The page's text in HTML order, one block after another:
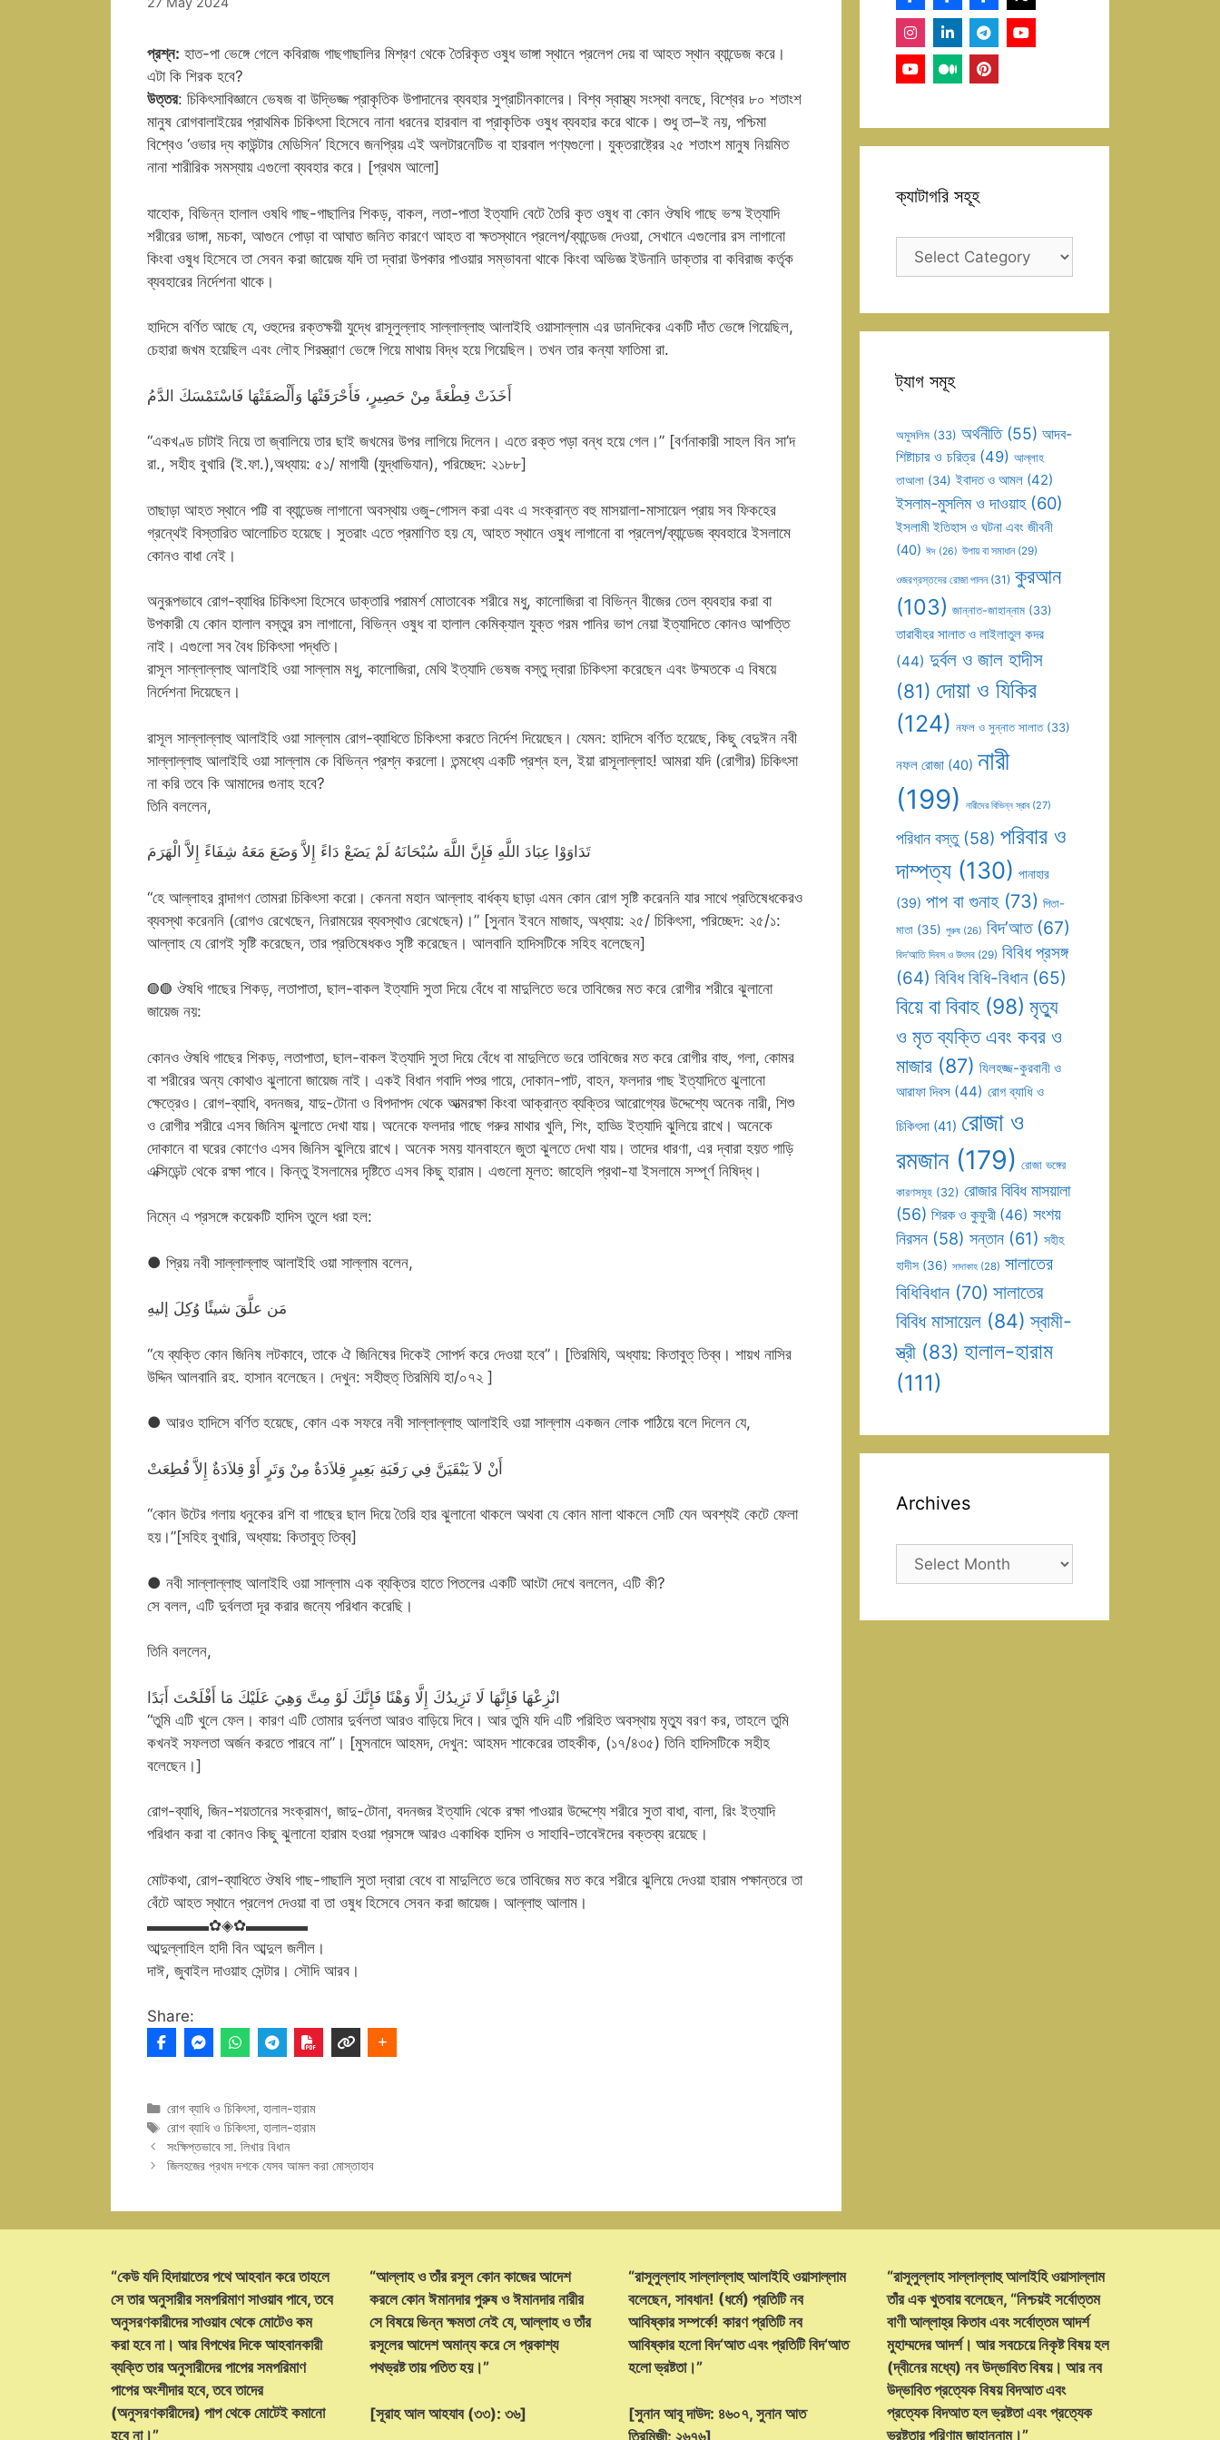
প্রশ্ন: হাত-পা ভেঙ্গে গেলে কবিরাজ গাছগাছালির মিশ্রণ থেকে তৈরিকৃত ওষুধ ভাঙ্গা স্থানে প্রলেপ দেয় বা আহত স্থান ব্যান্ডেজ করে।
এটা কি শিরক হবে?
উত্তর: চিকিৎসাবিজ্ঞানে ভেষজ বা উদ্ভিজ্জ প্রাকৃতিক উপাদানের ব্যবহার সুপ্রাচীনকালের। বিশ্ব স্বাস্থ্য সংস্থা বলছে, বিশ্বের ৮০ শতাংশ
মানুষ রোগবালাইয়ের প্রাথমিক চিকিৎসা হিসেবে নানা ধরনের হারবাল বা প্রাকৃতিক ওষুধ ব্যবহার করে থাকে। শুধু তা–ই নয়, পশ্চিমা
বিশ্বেও ‘ওভার দ্য কাউন্টার মেডিসিন’ হিসেবে জনপ্রিয় এই অলটারনেটিভ বা হারবাল পণ্যগুলো। যুক্তরাষ্ট্রের ২৫ শতাংশ মানুষ নিয়মিত
নানা শারীরিক সমস্যায় এগুলো ব্যবহার করে। [প্রথম আলো]
যাহোক, বিভিন্ন হালাল ওষধি গাছ-গাছালির শিকড়, বাকল, লতা-পাতা ইত্যাদি বেটে তৈরি কৃত ওষুধ বা কোন ঔষধি গাছে ভস্ম ইত্যাদি
শরীরের ভাঙ্গা, মচকা, আগুনে পোড়া বা আঘাত জনিত কারণে আহত বা ক্ষতস্থানে প্রলেপ/ব্যান্ডেজ দেওয়া, সেখানে এগুলোর রস লাগানো
কিংবা ওষুধ হিসেবে তা সেবন করা জায়েজ যদি তা দ্বারা উপকার পাওয়ার সম্ভাবনা থাকে কিংবা অভিজ্ঞ ইউনানি ডাক্তার বা কবিরাজ কর্তৃক
ব্যবহারের নির্দেশনা থাকে।
হাদিসে বর্ণিত আছে যে, ওহুদের রক্তক্ষয়ী যুদ্ধে রাসূলুল্লাহ সাল্লাল্লাহু আলাইহি ওয়াসাল্লাম এর ডানদিকের একটি দাঁত ভেঙ্গে গিয়েছিল,
চেহারা জখম হয়েছিল এবং লৌহ শিরস্ত্রাণ ভেঙ্গে গিয়ে মাথায় বিদ্ধ হয়ে গিয়েছিল। তখন তার কন্যা ফাতিমা রা.
أَخَذَتْ قِطْعَةً مِنْ حَصِيرٍ، فَأَحْرَقَتْهَا وَأَلْصَقَتْهَا فَاسْتَمْسَكَ الدَّمُ
“একখণ্ড চাটাই নিয়ে তা জ্বালিয়ে তার ছাই জখমের উপর লাগিয়ে দিলেন। এতে রক্ত পড়া বন্ধ হয়ে গেল।” [বর্ণনাকারী সাহল বিন সা’দ
রা., সহীহ বুখারি (ই.ফা.),অধ্যায়: ৫১/ মাগাযী (যুদ্ধাভিযান), পরিচ্ছেদ: ২১৮৮]
তাছাড়া আহত স্থানে পট্টি বা ব্যান্ডেজ লাগানো অবস্থায় ওজু-গোসল করা এবং এ সংক্রান্ত বহু মাসয়ালা-মাসায়েল প্রায় সব ফিকহের
গ্রন্থেই বিস্তারিত আলোচিত হয়েছে। সুতরাং এতে প্রমাণিত হয় যে, আহত স্থানে ওষুধ লাগানো বা প্রলেপ/ব্যান্ডেজ ব্যবহারে ইসলামে
কোনও বাধা নেই।
অনুরূপভাবে রোগ-ব্যাধির চিকিৎসা হিসেবে ডাক্তারি পরামর্শ মোতাবেক শরীরে মধু, কালোজিরা বা বিভিন্ন বীজের তেল ব্যবহার করা বা
উপকারী যে কোন হালাল বস্তুর রস লাগানো, বিভিন্ন ওষুধ বা হালাল কেমিক্যাল যুক্ত গরম পানির ভাপ নেয়া ইত্যাদিতে কোনও আপত্তি
নাই। এগুলো সব বৈধ চিকিৎসা পদ্ধতি।
রাসূল সাল্লাল্লাহু আলাইহি ওয়া সাল্লাম মধু, কালোজিরা, মেথি ইত্যাদি ভেষজ বস্তু দ্বারা চিকিৎসা করেছেন এবং উম্মতকে এ বিষয়ে
নির্দেশনা দিয়েছেন।
রাসূল সাল্লাল্লাহু আলাইহি ওয়া সাল্লাম রোগ-ব্যাধিতে চিকিৎসা করতে নির্দেশ দিয়েছেন। যেমন: হাদিসে বর্ণিত হয়েছে, কিছু বেদুঈন নবী
সাল্লাল্লাহু আলাইহি ওয়া সাল্লাম কে বিভিন্ন প্রশ্ন করলো। তন্মধ্যে একটি প্রশ্ন হল, ইয়া রাসূলাল্লাহ! আমরা যদি (রোগীর) চিকিৎসা
না করি তবে কি আমাদের গুনাহ হবে?
তিনি বললেন,
تَدَاوَوْا عِبَادَ اللَّهِ فَإِنَّ اللَّهَ سُبْحَانَهُ لَمْ يَضَعْ دَاءً إِلاَّ وَضَعَ مَعَهُ شِفَاءً إِلاَّ الْهَرَمَ
“হে আল্লাহর বান্দাগণ তোমরা চিকিৎসা করো। কেননা মহান আল্লাহ বার্ধক্য ছাড়া এমন কোন রোগ সৃষ্টি করেননি যার সাথে প্রতিষেধকেরও
ব্যবস্থা করেননি (রোগও রেখেছেন, নিরাময়ের ব্যবস্থাও রেখেছেন)।” [সুনান ইবনে মাজাহ, অধ্যায়: ২৫/ চিকিৎসা, পরিচ্ছেদ: ২৫/১:
আল্লাহ যে রোগই সৃষ্টি করেছেন, তার প্রতিষেধকও সৃষ্টি করেছেন। আলবানি হাদিসটিকে সহিহ বলেছেন]
◍◍ ঔষধি গাছের শিকড়, লতাপাতা, ছাল-বাকল ইত্যাদি সুতা দিয়ে বেঁধে বা মাদুলিতে ভরে তাবিজের মত করে রোগীর শরীরে ঝুলানো
জায়েজ নয়:
কোনও ঔষধি গাছের শিকড়, লতাপাতা, ছাল-বাকল ইত্যাদি সুতা দিয়ে বেঁধে বা মাদুলিতে ভরে তাবিজের মত করে রোগীর বাহু, গলা, কোমর
বা শরীরের অন্য কোথাও ঝুলানো জায়েজ নাই। একই বিধান গবাদি পশুর গায়ে, দোকান-পাট, বাহন, ফলদার গাছ ইত্যাদিতে ঝুলানো
ক্ষেত্রেও। রোগ-ব্যাধি, বদনজর, যাদু-টোনা ও বিপদাপদ থেকে আত্মরক্ষা কিংবা আক্রান্ত ব্যক্তির আরোগ্যের উদ্দেশ্যে অনেক নারী, শিশু
ও রোগীর শরীরে এসব জিনিস ঝুলাতে দেখা যায়। অনেকে ফলদার গাছে গরুর মাথার খুলি, শিং, হাড্ডি ইত্যাদি ঝুলিয়ে রাখে। অনেকে
দোকানে বা ঘরের কোণেও এসব জিনিস ঝুলিয়ে রাখে। অনেক সময় যানবাহনে জুতা ঝুলতে দেখা যায়। তাদের ধারণা, এর দ্বারা হয়ত গাড়ি
এক্সিডেন্ট থেকে রক্ষা পাবে। কিন্তু ইসলামের দৃষ্টিতে এসব কিছু হারাম। এগুলো মূলত: জাহেলি প্রথা-যা ইসলামে সম্পূর্ণ নিষিদ্ধ।
নিম্নে এ প্রসঙ্গে কয়েকটি হাদিস তুলে ধরা হল:
● প্রিয় নবী সাল্লাল্লাহু আলাইহি ওয়া সাল্লাম বলেন,
مَن علَّقَ شيئًا وُكِلَ إليهِ
“যে ব্যক্তি কোন জিনিষ লটকাবে, তাকে ঐ জিনিষের দিকেই সোপর্দ করে দেওয়া হবে”। [তিরমিযি, অধ্যায়: কিতাবুত্‌ তিব্ব। শায়খ নাসির
উদ্দিন আলবানি রহ. হাসান বলেছেন। দেখুন: সহীহুত্‌ তিরমিযি হা/০৭২ ]
● আরও হাদিসে বর্ণিত হয়েছে, কোন এক সফরে নবী সাল্লাল্লাহু আলাইহি ওয়া সাল্লাম একজন লোক পাঠিয়ে বলে দিলেন যে,
أَنْ لاَ يَبْقَيَنَّ فِي رَقَبَةِ بَعِيرٍ قِلاَدَةٌ مِنْ وَتَرٍ أَوْ قِلاَدَةٌ إِلاَّ قُطِعَتْ
“কোন উটের গলায় ধনুকের রশি বা গাছের ছাল দিয়ে তৈরি হার ঝুলানো থাকলে অথবা যে কোন মালা থাকলে সেটি যেন অবশ্যই কেটে ফেলা
হয়।”[সহিহ বুখারি, অধ্যায়: কিতাবুত্‌ তিব্ব]
● নবী সাল্লাল্লাহু আলাইহি ওয়া সাল্লাম এক ব্যক্তির হাতে পিতলের একটি আংটা দেখে বললেন, এটি কী?
সে বলল, এটি দুর্বলতা দূর করার জন্যে পরিধান করেছি।
তিনি বললেন,
انْزِعْهَا فَإِنَّهَا لَا تَزِيدُكَ إِلَّا وَهْنًا فَإِنَّكَ لَوْ مِتَّ وَهِيَ عَلَيْكَ مَا أَفْلَحْتَ أَبَدًا
“তুমি এটি খুলে ফেল। কারণ এটি তোমার দুর্বলতা আরও বাড়িয়ে দিবে। আর তুমি যদি এটি পরিহিত অবস্থায় মৃত্যু বরণ কর, তাহলে তুমি
কখনই সফলতা অর্জন করতে পারবে না”। [মুসনাদে আহমদ, দেখুন: আহমদ শাকেরের তাহকীক, (১৭/৪৩৫) তিনি হাদিসটিকে সহীহ
বলেছেন।]
রোগ-ব্যাধি, জিন-শয়তানের সংক্রামণ, জাদু-টোনা, বদনজর ইত্যাদি থেকে রক্ষা পাওয়ার উদ্দেশ্যে শরীরে সুতা বাধা, বালা, রিং ইত্যাদি
পরিধান করা বা কোনও কিছু ঝুলানো হারাম হওয়া প্রসঙ্গে আরও একাধিক হাদিস ও সাহাবি-তাবেঈদের বক্তব্য রয়েছে।
মোটকথা, রোগ-ব্যাধিতে ঔষধি গাছ-গাছালি সুতা দ্বারা বেধে বা মাদুলিতে ভরে তাবিজের মত করে শরীরে ঝুলিয়ে দেওয়া হারাম পক্ষান্তরে তা
বেঁটে আহত স্থানে প্রলেপ দেওয়া বা তা ওষুধ হিসেবে সেবন করা জায়েজ। আল্লাহু আলাম।
▬▬▬▬✿◈✿▬▬▬▬
আব্দুল্লাহিল হাদী বিন আব্দুল জলীল।
দাঈ, জুবাইল দাওয়াহ সেন্টার। সৌদি আরব।
Share:
Categories
রোগ ব্যাধি ও চিকিৎসা, হালাল-হারাম
Tags
রোগ ব্যাধি ও চিকিৎসা, হালাল-হারাম
সংক্ষিপ্তভাবে সা. লিখার বিধান
জিলহজের প্রথম দশকে যেসব আমল করা মোস্তাহাব
ক্যাটাগরি সহূহ
ক্যাটাগরি
ট্যাগ সমূহ
অমুসলিম (33) অর্থনীতি(55) আদব-
শিষ্টাচার ও চরিত্র(49) আল্লাহ
তাআলা (34) ইবাদত ও আমল (42)
ইসলাম-মুসলিম ও দাওয়াহ(60)
ইসলামী ইতিহাস ও ঘটনা এবং জীবনী
(40) ঈদ (26) উপায় বা সমাধান(29)
ওজরগ্রস্তদের রোজা পালন(31) কুরআন
(103) জান্নাত-জাহান্নাম (33)
তারাবীহর সালাত ও লাইলাতুল কদর
(44) দুর্বল ও জাল হাদীস
(81) দোয়া ও যিকির
(124) নফল ও সুন্নাত সালাত(33)
নফল রোজা (40) নারী
(199) নারীদের বিভিন্ন স্রাব(27)
পরিধান বস্তু(58) পরিবার ও
দাম্পত্য (130) পানাহার
(39) পাপ বা গুনাহ(73) পিতা-
মাতা (35) পুরুষ (26) বিদ’আত(67)
বিদ’আতি দিবস ও উৎসব (29) বিবিধ প্রসঙ্গ
(64) বিবিধ বিধি-বিধান(65)
বিয়ে বা বিবাহ (98) মৃত্যু
ও মৃত ব্যক্তি এবং কবর ও
মাজার (87) যিলহজ্জ-কুরবানী ও
আরাফা দিবস (44) রোগ ব্যাধি ও
চিকিৎসা (41) রোজা ও
রমজান(179) রোজা ভঙ্গের
কারণসমূহ (32) রোজার বিবিধ মাসয়ালা
(56) শিরক ও কুফুরী (46) সংশয়
নিরসন (58) সন্তান (61) সহীহ
হাদীস (36) সাদাকাহ (28) সালাতের
বিধিবিধান (70) সালাতের
বিবিধ মাসায়েল (84) স্বামী-
স্ত্রী (83) হালাল-হারাম
(111)
Archives
Archives
“কেউ যদি হিদায়াতের পথে আহবান করে তাহলে
সে তার অনুসারীর সমপরিমাণ সাওয়াব পাবে, তবে
অনুসরণকারীদের সাওয়াব থেকে মোটেও কম
করা হবে না। আর বিপথের দিকে আহবানকারী
ব্যক্তি তার অনুসারীদের পাপের সমপরিমাণ
পাপের অংশীদার হবে, তবে তাদের
(অনুসরণকারীদের) পাপ থেকে মোটেই কমানো
হবে না।”
“আল্লাহ ও তাঁর রসূল কোন কাজের আদেশ
করলে কোন ঈমানদার পুরুষ ও ঈমানদার নারীর
সে বিষয়ে ভিন্ন ক্ষমতা নেই যে, আল্লাহ ও তাঁর
রসূলের আদেশ অমান্য করে সে প্রকাশ্য
পথভ্রষ্ট তায় পতিত হয়।”
[সূরাহ আল আহযাব (৩৩): ৩৬]
“রাসূলুল্লাহ সাল্লাল্লাহু আলাইহি ওয়াসাল্লাম
বলেছেন, সাবধান! (ধর্মে) প্রতিটি নব
আবিষ্কার সম্পর্কে! কারণ প্রতিটি নব
আবিষ্কার হলো বিদ‘আত এবং প্রতিটি বিদ‘আত
হলো ভ্রষ্টতা।”
[সুনান আবূ দাউদ: ৪৬০৭, সুনান আত
তিরমিজী: ২৬৭৬]
“রাসূলুল্লাহ সাল্লাল্লাহু আলাইহি ওয়াসাল্লাম
তাঁর এক খুতবায় বলেছেন, “নিশ্চয়ই সর্বোত্তম
বাণী আল্লাহ্‌র কিতাব এবং সর্বোত্তম আদর্শ
মুহাম্মদের আদর্শ। আর সবচেয়ে নিকৃষ্ট বিষয় হল
(দ্বীনের মধ্যে) নব উদ্ভাবিত বিষয়। আর নব
উদ্ভাবিত প্রত্যেক বিষয় বিদআত এবং
প্রত্যেক বিদআত হল ভ্রষ্টতা এবং প্রত্যেক
ভ্রষ্টতার পরিণাম জাহান্নাম।”